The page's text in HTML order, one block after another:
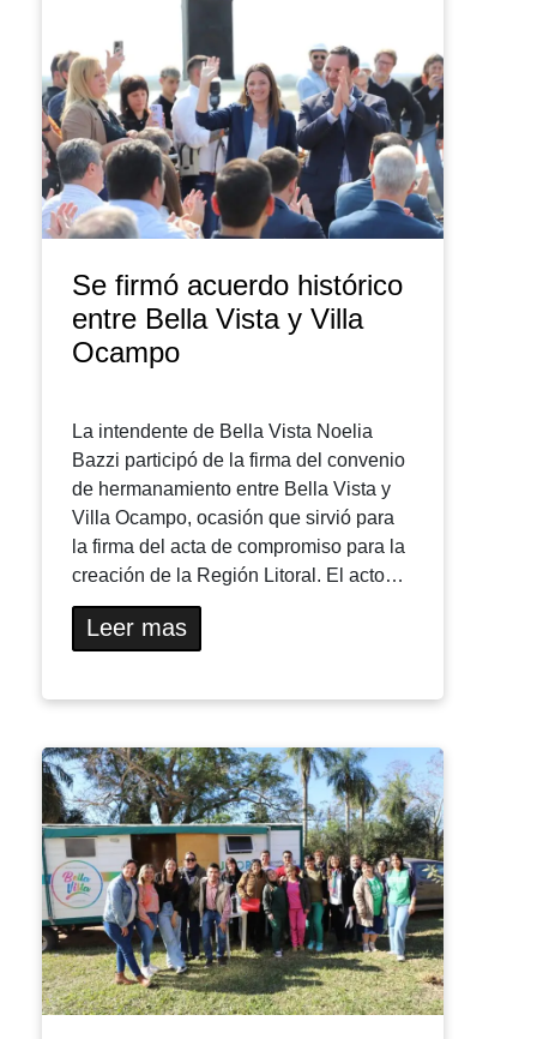
Se firmó acuerdo histórico
entre Bella Vista y Villa
Ocampo
La intendente de Bella Vista Noelia
Bazzi participó de la firma del convenio
de hermanamiento entre Bella Vista y
Villa Ocampo, ocasión que sirvió para
la firma del acta de compromiso para la
creación de la Región Litoral. El acto…
Leer mas